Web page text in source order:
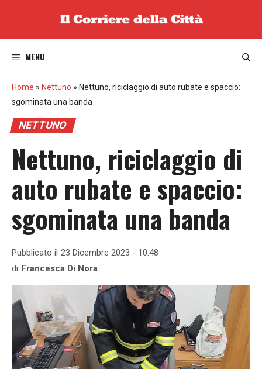
MENU
Home » Nettuno » Nettuno, riciclaggio di auto rubate e spaccio:
sgominata una banda
NETTUNO
Nettuno, riciclaggio di
auto rubate e spaccio:
sgominata una banda
Pubblicato il 23 Dicembre 2023 - 10:48
di Francesca Di Nora